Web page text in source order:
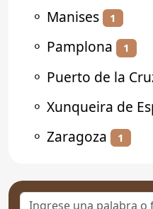
⚬ Manises 1
⚬ Pamplona 1
⚬ Puerto de la
⚬ Xunqueira de
⚬ Zaragoza 1